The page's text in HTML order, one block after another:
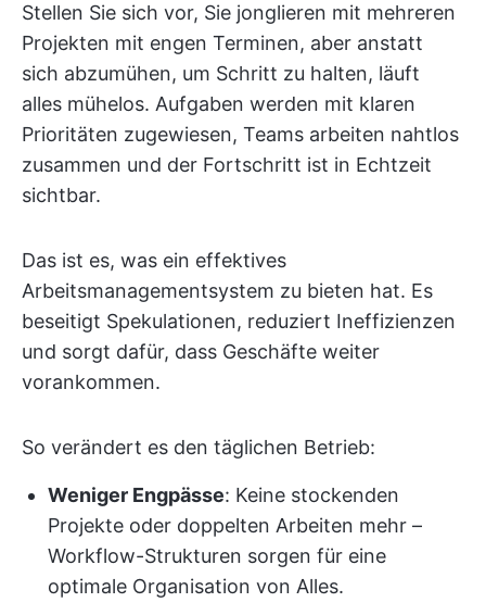
Stellen Sie sich vor, Sie jonglieren mit mehreren
Projekten mit engen Terminen, aber anstatt
sich abzumühen, um Schritt zu halten, läuft
alles mühelos. Aufgaben werden mit klaren
Prioritäten zugewiesen, Teams arbeiten nahtlos
zusammen und der Fortschritt ist in Echtzeit
sichtbar.
Das ist es, was ein effektives
Arbeitsmanagementsystem zu bieten hat. Es
beseitigt Spekulationen, reduziert Ineffizienzen
und sorgt dafür, dass Geschäfte weiter
vorankommen.
So verändert es den täglichen Betrieb:
Weniger Engpässe: Keine stockenden
Projekte oder doppelten Arbeiten mehr –
Workflow-Strukturen sorgen für eine
optimale Organisation von Alles.